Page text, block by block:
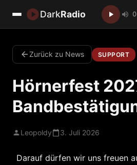
DarkRadio
Zurück zu News SUPPORT
Hörnerfest
Leopoldy 3. Juli 2026
Darauf dürfen wir uns freuen